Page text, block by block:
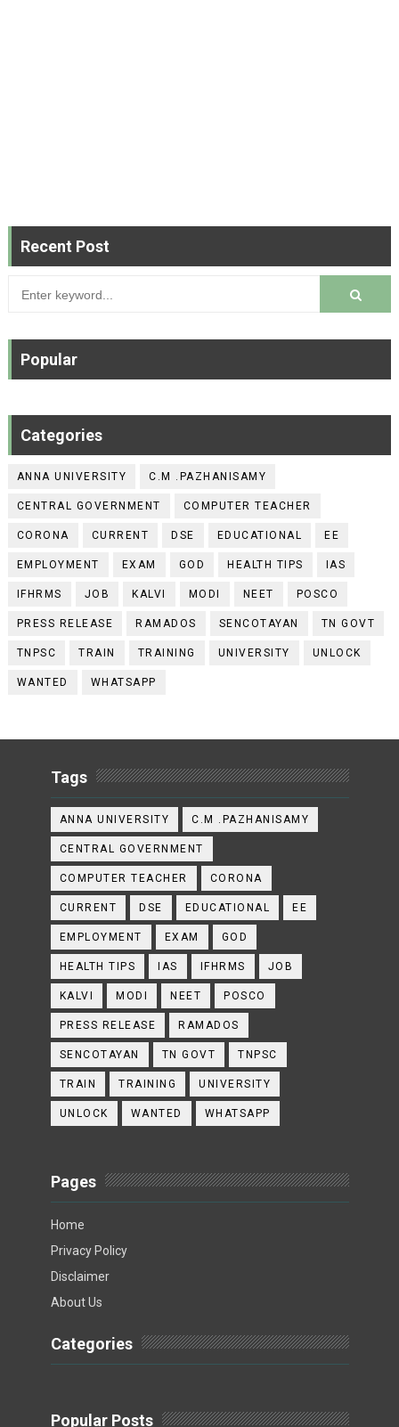
Recent Post
Popular
Categories
ANNA UNIVERSITY C.M .PAZHANISAMY
CENTRAL GOVERNMENT COMPUTER TEACHER
CORONA CURRENT DSE EDUCATIONAL EE
EMPLOYMENT EXAM GOD HEALTH TIPS IAS
IFHRMS JOB KALVI MODI NEET POSCO
PRESS RELEASE RAMADOS SENCOTAYAN TN GOVT
TNPSC TRAIN TRAINING UNIVERSITY UNLOCK
WANTED WHATSAPP
Tags
ANNA UNIVERSITY C.M .PAZHANISAMY
CENTRAL GOVERNMENT
COMPUTER TEACHER CORONA
CURRENT DSE EDUCATIONAL EE
EMPLOYMENT EXAM GOD
HEALTH TIPS IAS IFHRMS JOB
KALVI MODI NEET POSCO
PRESS RELEASE RAMADOS
SENCOTAYAN TN GOVT TNPSC
TRAIN TRAINING UNIVERSITY
UNLOCK WANTED WHATSAPP
Pages
Home
Privacy Policy
Disclaimer
About Us
Categories
Popular Posts